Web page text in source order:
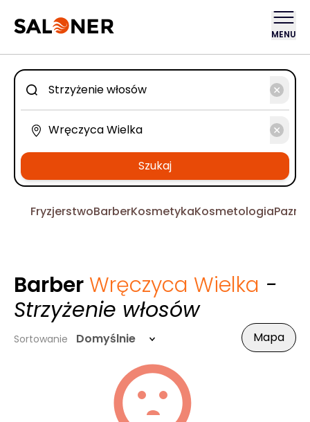
MENU
Szukaj
FryzjerstwoBarberKosmetykaKosmetologia
Barber Wręczyca Wielka -
Strzyżenie włosów
Sortowanie Domyślnie Mapa